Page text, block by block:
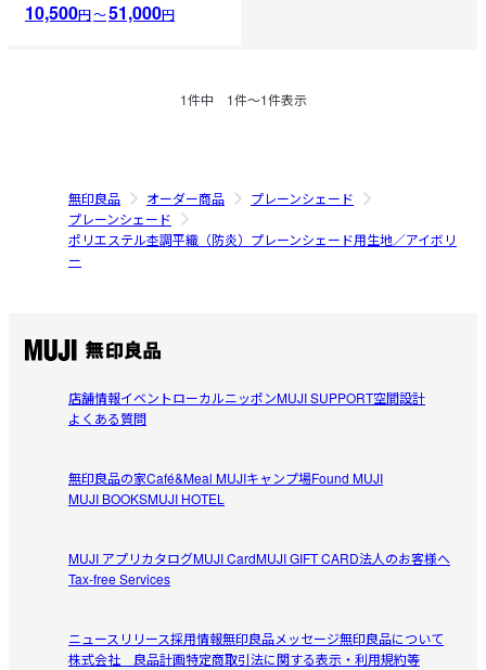
10,500円〜51,000円
1件中 1件〜1件表示
無印良品 オーダー商品
プレーンシェード
プレーンシェード
ポリエステル杢調平織（防炎）プレーンシェード用生地／アイボリ
ー
店舗情報イベントローカルニッポンMUJI SUPPORT空間設計
よくある質問
無印良品の家Café&Meal MUJIキャンプ場Found MUJI
MUJI BOOKSMUJI HOTEL
MUJI アプリカタログMUJI CardMUJI GIFT CARD法人のお客様へ
Tax-free Services
ニュースリリース採用情報無印良品メッセージ無印良品について
株式会社 良品計画特定商取引法に関する表示・利用規約等